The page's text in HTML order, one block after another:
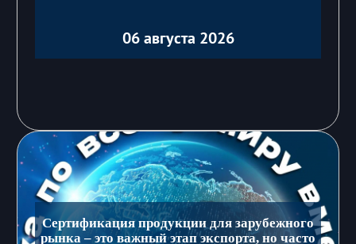
06 августа 2026
Сертификация продукции для зарубежного
рынка – это важный этап экспорта, но часто